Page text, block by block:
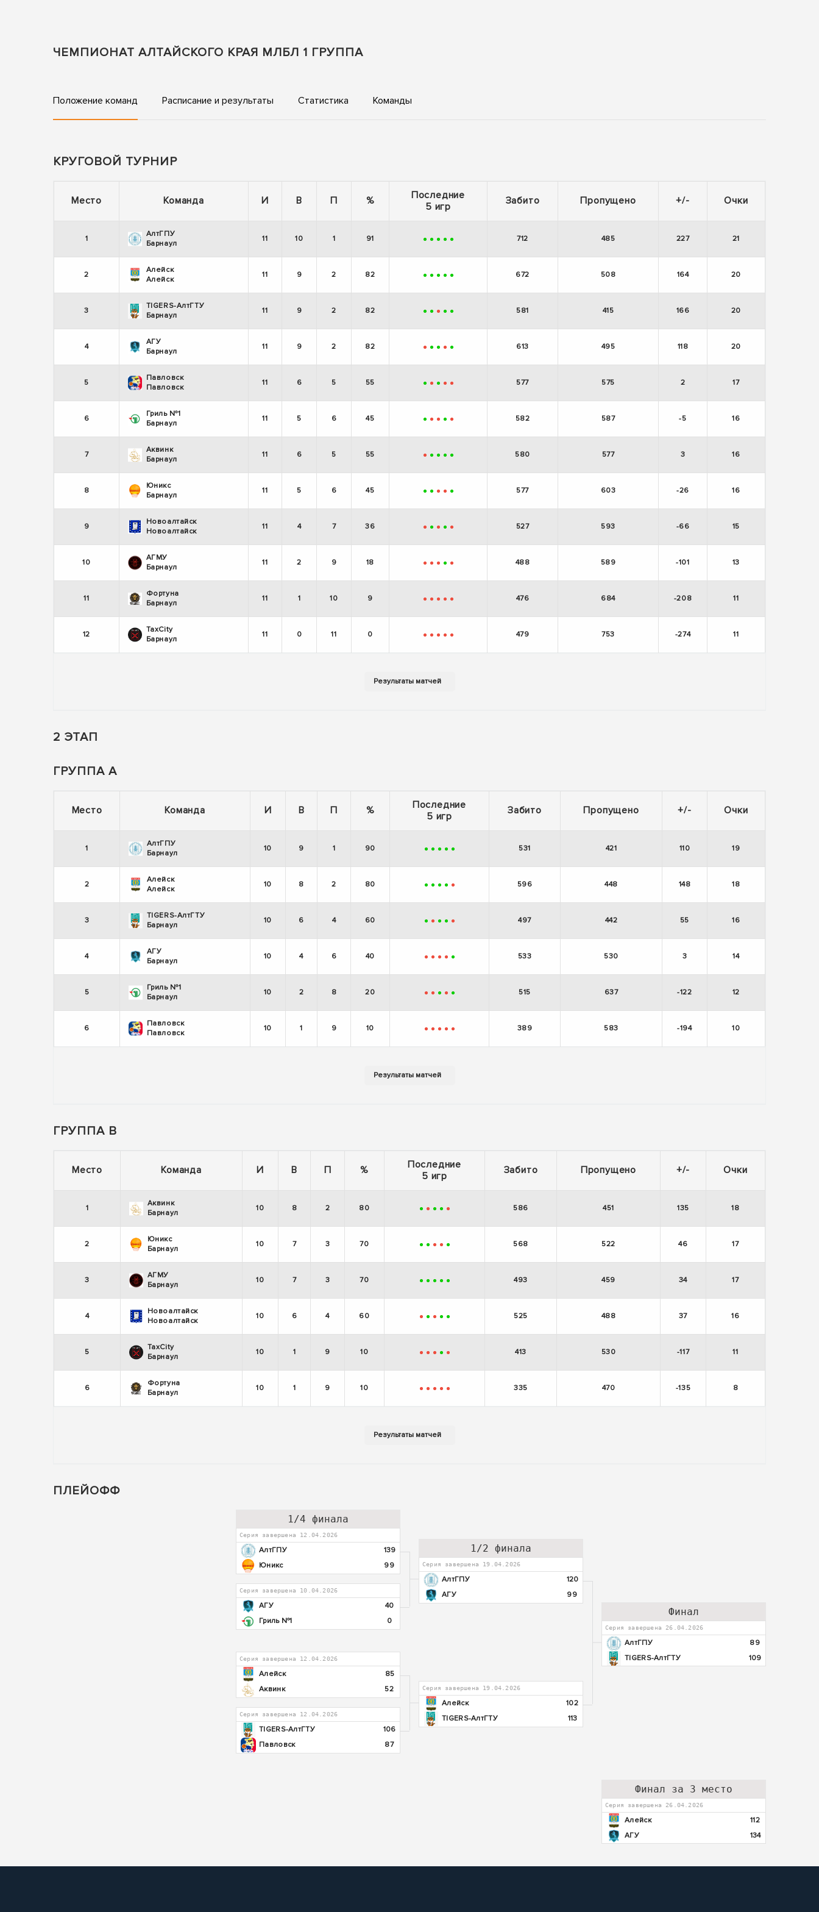
ЧЕМПИОНАТ АЛТАЙСКОГО КРАЯ МЛБЛ 1 ГРУППА
Положение команд Расписание и результаты Статистика Команды
КРУГОВОЙ ТУРНИР
Место Команда И В П %
Последние
5 игр
Забито Пропущено +/- Очки
1
АлтГПУ
Барнаул
11 10 1 91 + + + + + 712 485 227 21
2
Алейск
Алейск
11 9 2 82 + + + + + 672 508 164 20
3
TIGERS-АлтГТУ
Барнаул
11 9 2 82 + + - + + 581 415 166 20
4
АГУ
Барнаул
11 9 2 82 - + + - + 613 495 118 20
5
Павловск
Павловск
11 6 5 55 + - + - - 577 575 2 17
6
Гриль №1
Барнаул
11 5 6 45 + - - + - 582 587 -5 16
7
Аквинк
Барнаул
11 6 5 55 - + + + + 580 577 3 16
8
Юникс
Барнаул
11 5 6 45 + + - - + 577 603 -26 16
9
Новоалтайск
Новоалтайск
11 4 7 36 - + - + - 527 593 -66 15
10
АГМУ
Барнаул
11 2 9 18 - - - + - 488 589 -101 13
11
Фортуна
Барнаул
11 1 10 9 - - - - - 476 684 -208 11
12
TaxCity
Барнаул
11 0 11 0 - - - - - 479 753 -274 11
2 ЭТАП
ГРУППА А
Место Команда И В П %
Последние
5 игр
Забито Пропущено +/- Очки
1
АлтГПУ
Барнаул
10 9 1 90 + + + + + 531 421 110 19
2
Алейск
Алейск
10 8 2 80 + + + + - 596 448 148 18
3
TIGERS-АлтГТУ
Барнаул
10 6 4 60 + - + + - 497 442 55 16
4
АГУ
Барнаул
10 4 6 40 - - - - + 533 530 3 14
5
Гриль №1
Барнаул
10 2 8 20 - - + - + 515 637 -122 12
6
Павловск
Павловск
10 1 9 10 - - - - - 389 583 -194 10
ГРУППА В
Место Команда И В П %
Последние
5 игр
Забито Пропущено +/- Очки
1
Аквинк
Барнаул
10 8 2 80 + - + + - 586 451 135 18
2
Юникс
Барнаул
10 7 3 70 + + - - + 568 522 46 17
3
АГМУ
Барнаул
10 7 3 70 + + + + + 493 459 34 17
4
Новоалтайск
Новоалтайск
10 6 4 60 - + - + + 525 488 37 16
5
TaxCity
Барнаул
10 1 9 10 - - - + - 413 530 -117 11
6
Фортуна
Барнаул
10 1 9 10 - - - - - 335 470 -135 8
ПЛЕЙОФФ
1/4 финала
Серия завершена 12.04.2026
АлтГПУ
139
Юникс
99
Серия завершена 10.04.2026
АГУ
40
Гриль №1
0
Серия завершена 12.04.2026
Алейск
85
Аквинк
52
Серия завершена 12.04.2026
TIGERS-АлтГТУ
106
Павловск
87
1/2 финала
Серия завершена 19.04.2026
АлтГПУ
120
АГУ
99
Серия завершена 19.04.2026
Алейск
102
TIGERS-АлтГТУ
113
Финал
Серия завершена 26.04.2026
АлтГПУ
89
TIGERS-АлтГТУ
109
Финал за 3 место
Серия завершена 26.04.2026
Алейск
112
АГУ
134